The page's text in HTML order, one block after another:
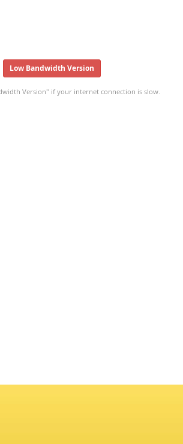
Low Bandwidth Version
Version" if your internet connection is slow.